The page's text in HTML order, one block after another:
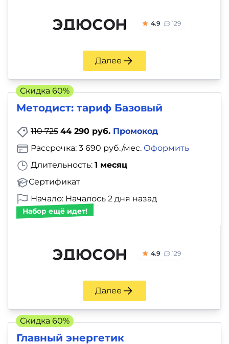
4.9 129
Далее
Методист: тариф Базовый
110 725 44 290 руб. Промокод
Длительность: 1 месяц
Сертификат
Рассрочка: 3 690 руб./мес. Оформить
Начало: Началось 2 дня назад
Набор ещё идет!
4.9 129
Далее
Скидка 60%
Главный энергетик
Скидка 60%